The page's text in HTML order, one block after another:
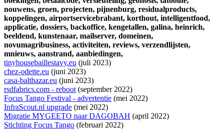
nouwens, groen, projecten, pijnenburg, residualproducts,
koppelingen, airportservicebrabant, korthout, intelligentfood,
applicatie, dossiers, backoffice, kengetallen, galina, heinrich,
beeldend, kunstenaar, mailserver, domeinen,
novumagribusiness, activiteiten, reviews, verzendlijsten,
mnieuws, aanstrand, aanbiedingen,
tinyhousebaillestavy.eu (juli 2023)
chez-odette.eu (juni 2023)
casa-balthazar.eu (juni 2023)
rsdfabrics.com - reboot(september 2022)
Focus Tango Festival - advertentie (mei 2022)
InfraScout.nl upgrade (mei 2022)
Migratie MYGEETO naar DAGOBAH (april 2022)
Stichting Focus Tango (februari 2022)